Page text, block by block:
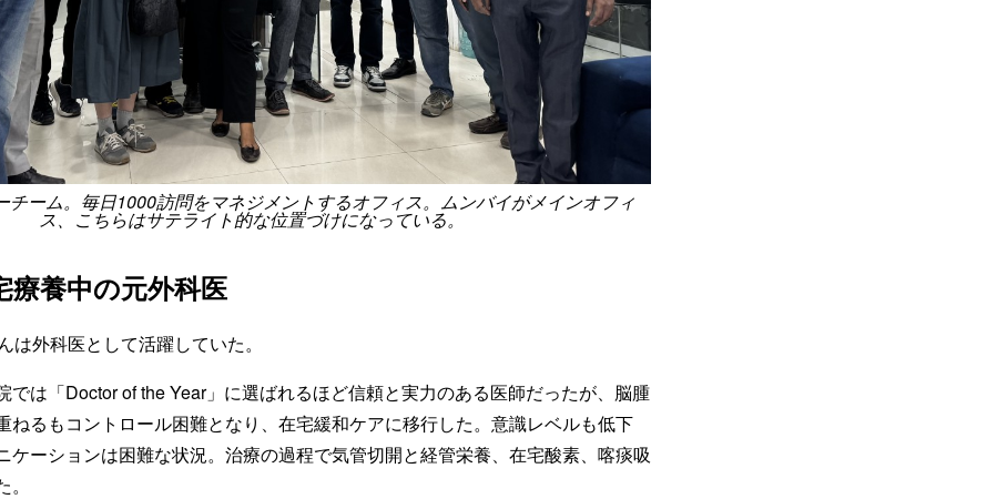
チーム。毎日1000訪問をマネジメントするオフィス。ムンバイがメインオフィ
ス、こちらはサテライト的な位置づけになっている。
療養中の元外科医
は外科医として活躍していた。
では「Doctor of the Year」に選ばれるほど信頼と実力のある医師だったが、脳腫
ねるもコントロール困難となり、在宅緩和ケアに移行した。意識レベルも低下
ケーションは困難な状況。治療の過程で気管切開と経管栄養、在宅酸素、喀痰吸